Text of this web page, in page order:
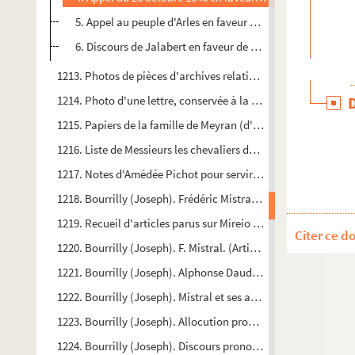
5. Appel au peuple d'Arles en faveur de la liste de
6. Discours de Jalabert en faveur de Ledru-Rollin devant
1213. Photos de pièces d'archives relatives au peintre
1214. Photo d'une lettre, conservée à la Bibliothèque de
1215. Papiers de la famille de Meyran (d'Arles) : mariages,
1216. Liste de Messieurs les chevaliers de Malte de la Langue
1217. Notes d'Amédée Pichot pour servir à la biographie
1218. Bourrilly (Joseph). Frédéric Mistral et les critiques
1219. Recueil d'articles parus sur Mireio en 1859. (Composé
1220. Bourrilly (Joseph). F. Mistral. (Article pour la Vela latina,
1221. Bourrilly (Joseph). Alphonse Daudet et son œuvre
1222. Bourrilly (Joseph). Mistral et ses amis de Paris
1223. Bourrilly (Joseph). Allocution prononcée à la
1224. Bourrilly (Joseph). Discours prononcé au banquet de
Citer ce